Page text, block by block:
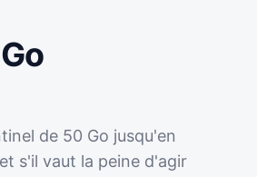
de 50 Go jusqu'en
s'il vaut la peine d'agir